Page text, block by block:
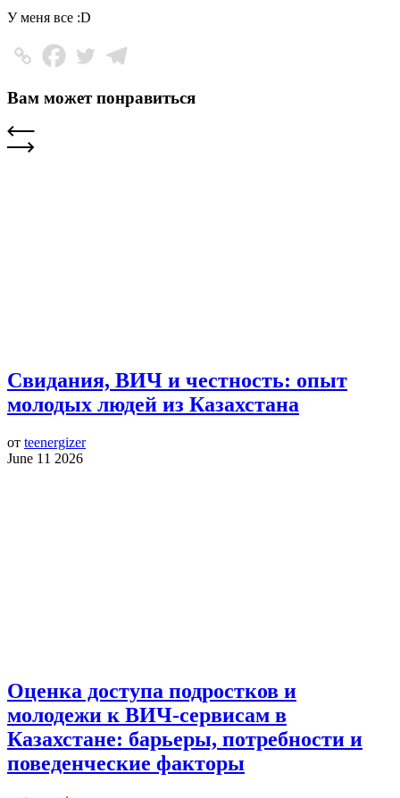
У меня все :D
Вам может понравиться
Свидания, ВИЧ и честность: опыт
молодых людей из Казахстана
от teenergizer
June 11 2026
Оценка доступа подростков и
молодежи к ВИЧ-сервисам в
Казахстане: барьеры, потребности и
поведенческие факторы